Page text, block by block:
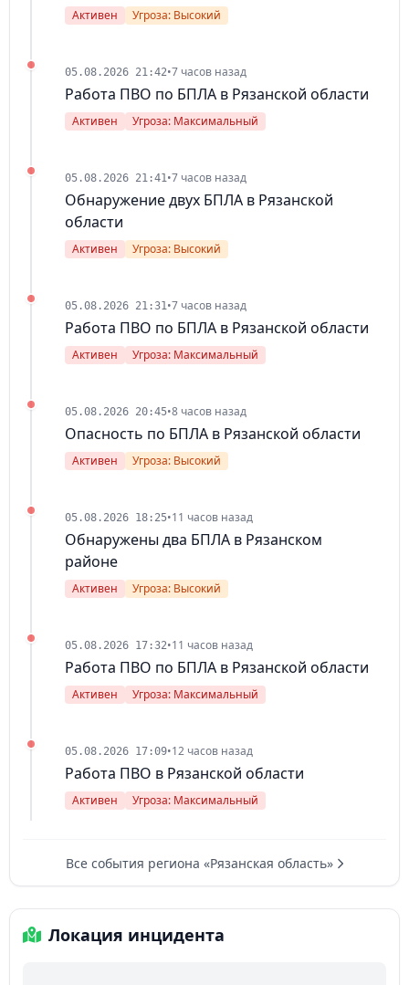
Активен Угроза: Высокий
05.08.2026 21:42•7 часов назад
Работа ПВО по БПЛА в Рязанской области
Активен Угроза: Максимальный
05.08.2026 21:41•7 часов назад
Обнаружение двух БПЛА в Рязанской
области
Активен Угроза: Высокий
05.08.2026 21:31•7 часов назад
Работа ПВО по БПЛА в Рязанской области
Активен Угроза: Максимальный
05.08.2026 20:45•8 часов назад
Опасность по БПЛА в Рязанской области
Активен Угроза: Высокий
05.08.2026 18:25•11 часов назад
Обнаружены два БПЛА в Рязанском
районе
Активен Угроза: Высокий
05.08.2026 17:32•11 часов назад
Работа ПВО по БПЛА в Рязанской области
Активен Угроза: Максимальный
05.08.2026 17:09•12 часов назад
Работа ПВО в Рязанской области
Активен Угроза: Максимальный
Все события региона «Рязанская область»
Локация инцидента